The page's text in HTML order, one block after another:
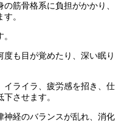
筋骨格系に負担がかかり、
。
も目が覚めたり、深い眠り
イライラ、疲労感を招き、仕
させます。
神経のバランスが乱れ、消化